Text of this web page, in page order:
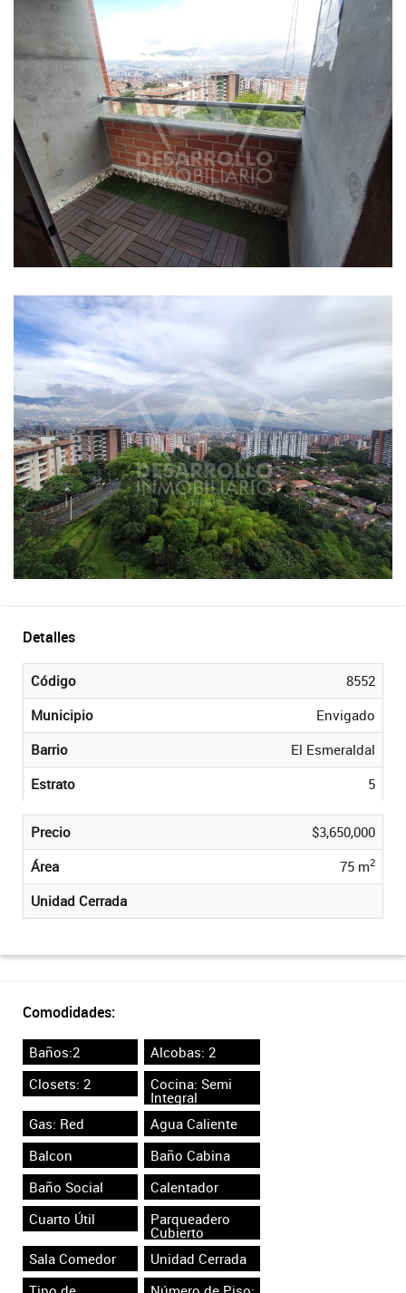
Detalles
Código
8552
Municipio
Envigado
Barrio
El Esmeraldal
Estrato
5
Precio
$3,650,000
Área
75 m2
Unidad Cerrada
Comodidades:
Baños:2
Alcobas: 2
Closets: 2
Cocina: Semi
Integral
Gas: Red
Agua Caliente
Balcon
Baño Cabina
Baño Social
Calentador
Cuarto Útil
Parqueadero
Cubierto
Sala Comedor
Unidad Cerrada